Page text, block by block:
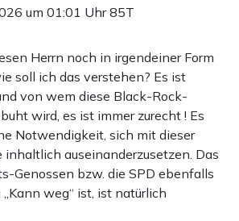
um 01:01 Uhr85T
Herrn noch in irgendeiner Form
soll ich das verstehen? Es ist
von wem diese Black-Rock-
wird, es ist immer zurecht ! Es
Notwendigkeit, sich mit dieser
auseinanderzusetzen. Das
Genossen bzw. die SPD ebenfalls
weg“ ist, ist natürlich